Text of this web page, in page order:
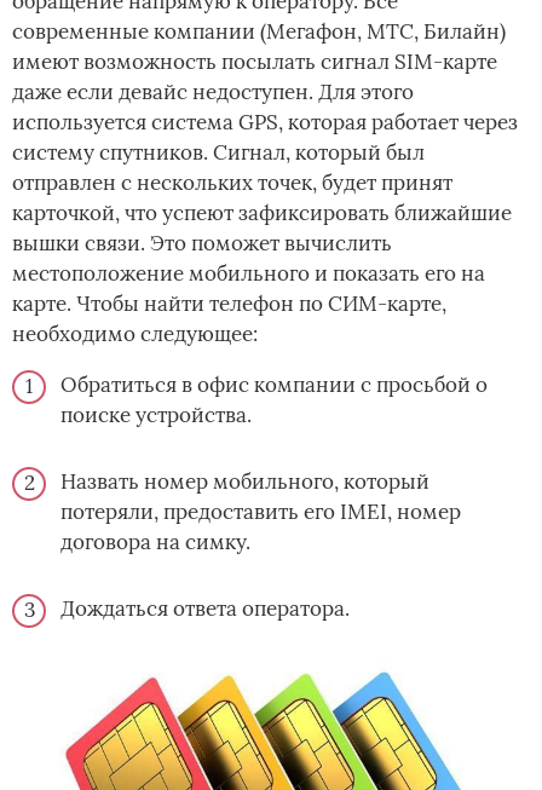
современные компании (Мегафон, МТС, Билайн)
имеют возможность посылать сигнал SIM-карте
даже если девайс недоступен. Для этого
используется система GPS, которая работает через
систему спутников. Сигнал, который был
отправлен с нескольких точек, будет принят
карточкой, что успеют зафиксировать ближайшие
вышки связи. Это поможет вычислить
местоположение мобильного и показать его на
карте. Чтобы найти телефон по СИМ-карте,
необходимо следующее:
Обратиться в офис компании с просьбой о
поиске устройства.
Назвать номер мобильного, который
потеряли, предоставить его IMEI, номер
договора на симку.
Дождаться ответа оператора.